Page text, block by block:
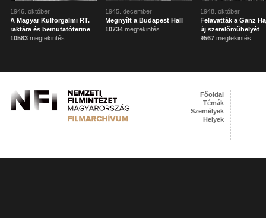
1946. október
A Magyar Külforgalmi RT.
raktára és bemutatóterme
10583 megtekintés
1945. december
Megnyílt a Budapest Hall
10734 megtekintés
1948. október
Felavatták a Ganz
új szerelőműhelyét
9567 megtekintés
Főoldal
Témák
Személyek
Helyek